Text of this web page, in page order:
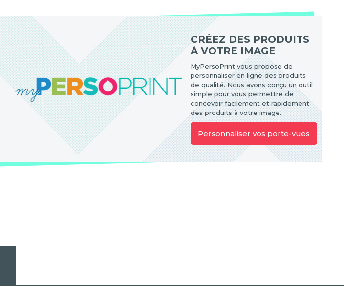
CRÉEZ DES PRODUITS
À VOTRE IMAGE
MyPersoPrint vous propose de
personnaliser en ligne des produits
de qualité. Nous avons conçu un outil
simple pour vous permettre de
concevoir facilement et rapidement
des produits à votre image.
Personnaliser vos porte-vues